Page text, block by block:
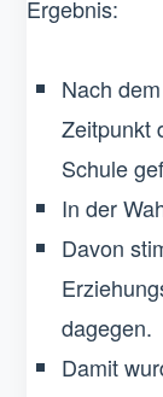
Ergebnis:
Nach
Zeitpunkt
Schule
In der
Davon
dagegen.
Damit